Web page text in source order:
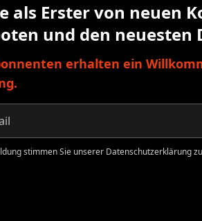
als Erster von neuen
und den neuesten
erhalten ein
stimmen Sie unserer Datenschutzerklärung